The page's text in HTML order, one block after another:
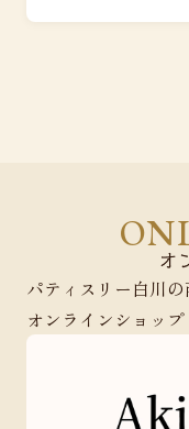
パティスリー白川
オンラインショッ